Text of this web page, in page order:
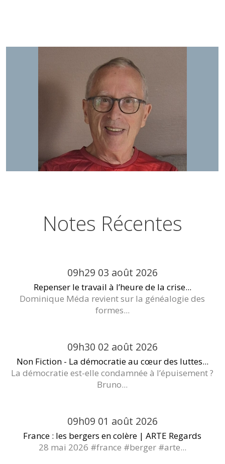
Notes Récentes
09h29 03 août 2026
Repenser le travail à l’heure de la crise...
Dominique Méda revient sur la généalogie des
formes...
09h30 02 août 2026
Non Fiction - La démocratie au cœur des luttes...
La démocratie est-elle condamnée à l’épuisement ?
Bruno...
09h09 01 août 2026
France : les bergers en colère | ARTE Regards
28 mai 2026 #france #berger #arte...